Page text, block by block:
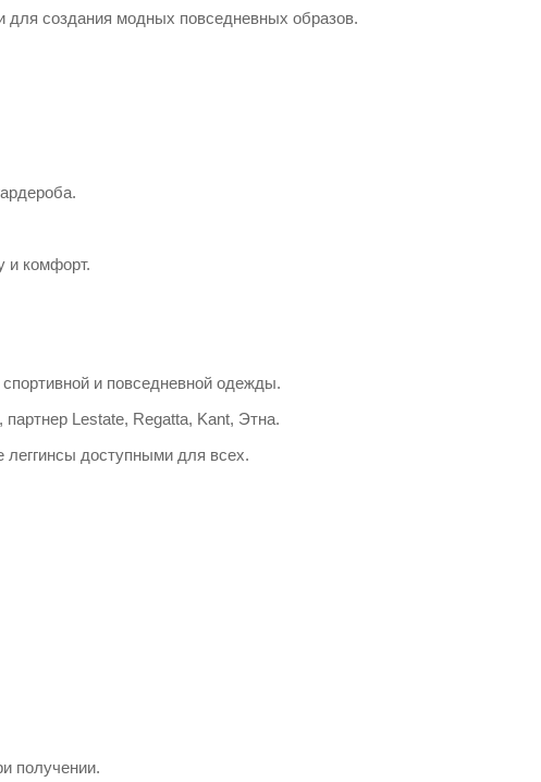
для создания модных повседневных образов.
и комфорт.
и повседневной одежды.
Lestate, Regatta, Kant, Этна.
доступными для всех.
получении.